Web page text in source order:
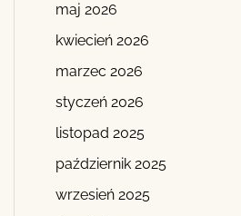
maj 2026
kwiecień 2026
marzec 2026
styczeń 2026
listopad 2025
październik 2025
wrzesień 2025